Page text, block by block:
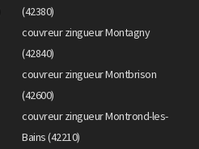
(42380)
couvreur zingueur Montagny
(42840)
couvreur zingueur Montbrison
(42600)
couvreur zingueur Montrond-les-
Bains (42210)